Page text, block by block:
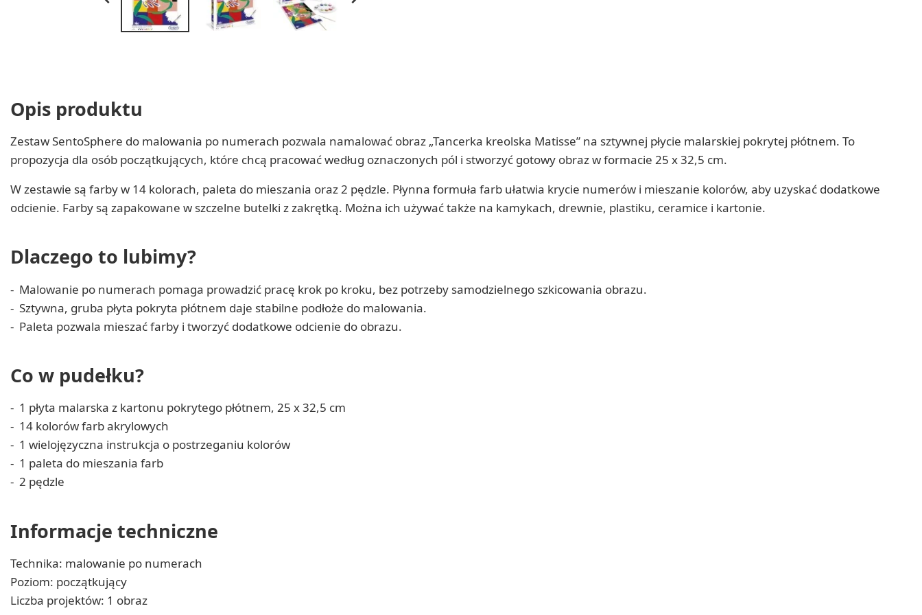
Opis produktu
Zestaw SentoSphere do malowania po numerach pozwala namalować obraz „Tancerka kreolska Matisse” na sztywnej płycie malarskiej pokrytej płótnem. To
propozycja dla osób początkujących, które chcą pracować według oznaczonych pól i stworzyć gotowy obraz w formacie 25 x 32,5 cm.
W zestawie są farby w 14 kolorach, paleta do mieszania oraz 2 pędzle. Płynna formuła farb ułatwia krycie numerów i mieszanie kolorów, aby uzyskać dodatkowe
odcienie. Farby są zapakowane w szczelne butelki z zakrętką. Można ich używać także na kamykach, drewnie, plastiku, ceramice i kartonie.
Dlaczego to lubimy?
Malowanie po numerach pomaga prowadzić pracę krok po kroku, bez potrzeby samodzielnego szkicowania obrazu.
Sztywna, gruba płyta pokryta płótnem daje stabilne podłoże do malowania.
Paleta pozwala mieszać farby i tworzyć dodatkowe odcienie do obrazu.
Co w pudełku?
1 płyta malarska z kartonu pokrytego płótnem, 25 x 32,5 cm
14 kolorów farb akrylowych
1 wielojęzyczna instrukcja o postrzeganiu kolorów
1 paleta do mieszania farb
2 pędzle
Informacje techniczne
Technika: malowanie po numerach
Poziom: początkujący
Liczba projektów: 1 obraz